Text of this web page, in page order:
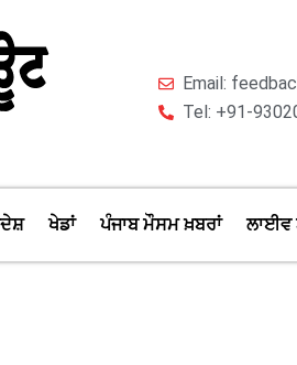
Email:
Tel: +91-
ਖੇਡਾਂ ਪੰਜਾਬ ਮੌਸਮ ਖ਼ਬਰਾਂ ਲਾਈਵ